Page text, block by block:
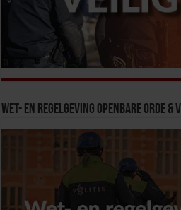
Wet- en Regelgeving Openbare Orde &